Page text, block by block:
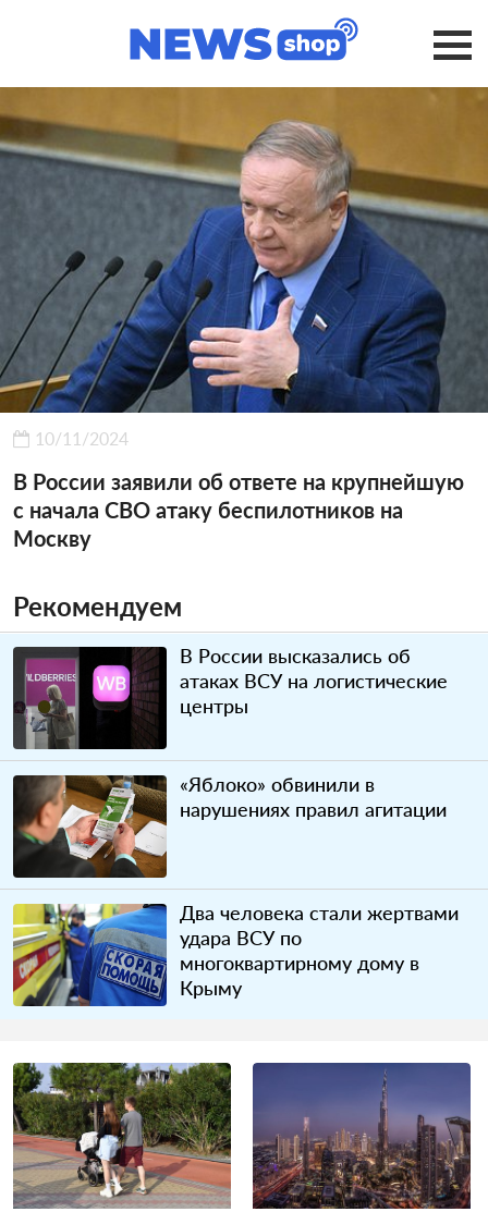
10/11/2024
В России заявили об ответе на крупнейшую
с начала СВО атаку беспилотников на
Москву
Рекомендуем
В России высказались об
атаках ВСУ на логистические
центры
«Яблоко» обвинили в
нарушениях правил агитации
Два человека стали жертвами
удара ВСУ по
многоквартирному дому в
Крыму